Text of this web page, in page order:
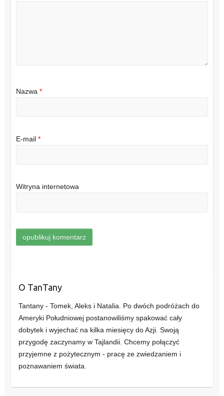
Nazwa *
E-mail *
Witryna internetowa
O TanTany
Tantany - Tomek, Aleks i Natalia. Po dwóch podróżach do
Ameryki Południowej postanowiliśmy spakować cały
dobytek i wyjechać na kilka miesięcy do Azji. Swoją
przygodę zaczynamy w Tajlandii. Chcemy połączyć
przyjemne z pożytecznym - pracę ze zwiedzaniem i
poznawaniem świata.